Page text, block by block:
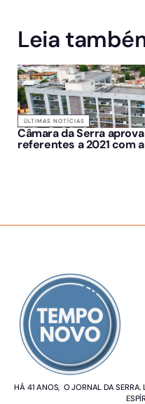
Leia
ÚLTIMAS NOTÍCIAS
Câmara da Serra
referentes a 2021 com
HÁ 41 ANOS, O JORNAL DA SERRA.